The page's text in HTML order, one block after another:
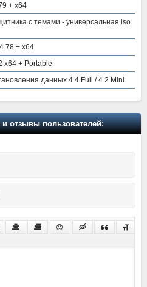
+ x64
с темами - универсальная iso
+ x64
x64 + Portable
данных 4.4 Full / 4.2 Mini
отзывы пользователей: